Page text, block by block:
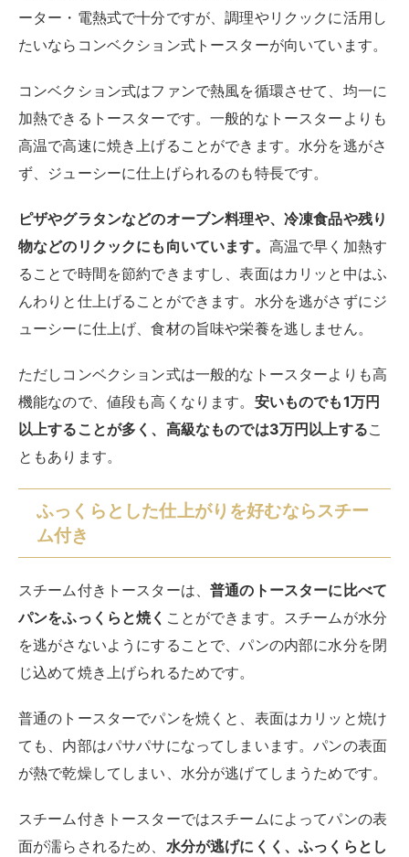
ーター・電熱式で十分ですが、調理やリクックに活用し
たいならコンベクション式トースターが向いています。
コンベクション式はファンで熱風を循環させて、均一に
加熱できるトースターです。一般的なトースターよりも
高温で高速に焼き上げることができます。水分を逃がさ
ず、ジューシーに仕上げられるのも特長です。
ピザやグラタンなどのオーブン料理や、冷凍食品や残り
物などのリクックにも向いています。 高温で早く加熱す
ることで時間を節約できますし、表面はカリッと中はふ
んわりと仕上げることができます。水分を逃がさずにジ
ューシーに仕上げ、食材の旨味や栄養を逃しません。
ただしコンベクション式は一般的なトースターよりも高
機能なので、値段も高くなります。 安いものでも1万円
以上することが多く、高級なものでは3万円以上するこ
ともあります。
ふっくらとした仕上がりを好むならスチー
ム付き
スチーム付きトースターは、普通のトースターに比べて
パンをふっくらと焼く ことができます。スチームが水分
を逃がさないようにすることで、パンの内部に水分を閉
じ込めて焼き上げられるためです。
普通のトースターでパンを焼くと、表面はカリッと焼け
ても、内部はパサパサになってしまいます。パンの表面
が熱で乾燥してしまい、水分が逃げてしまうためです。
スチーム付きトースターではスチームによってパンの表
面が濡らされるため、 水分が逃げにくく、ふっくらとし